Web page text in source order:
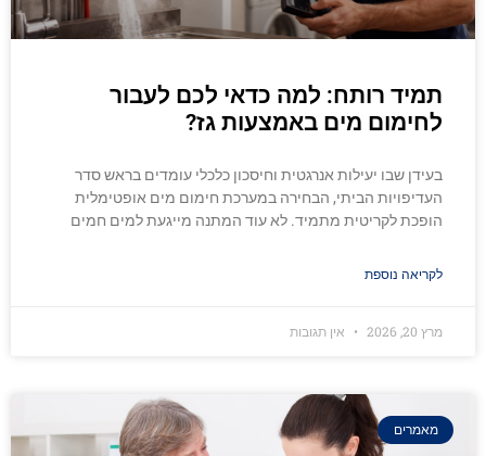
תמיד רותח: למה כדאי לכם לעבור
לחימום מים באמצעות גז?
בעידן שבו יעילות אנרגטית וחיסכון כלכלי עומדים בראש סדר
העדיפויות הביתי, הבחירה במערכת חימום מים אופטימלית
הופכת לקריטית מתמיד. לא עוד המתנה מייגעת למים חמים
לקריאה נוספת
מרץ 20, 2026 אין תגובות
מאמרים